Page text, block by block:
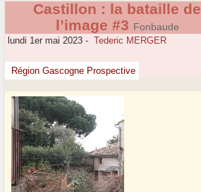
Castillon : la bataille de
l’image #3 Fonbaude
lundi 1er mai 2023 - Tederic MERGER
Région Gascogne Prospective